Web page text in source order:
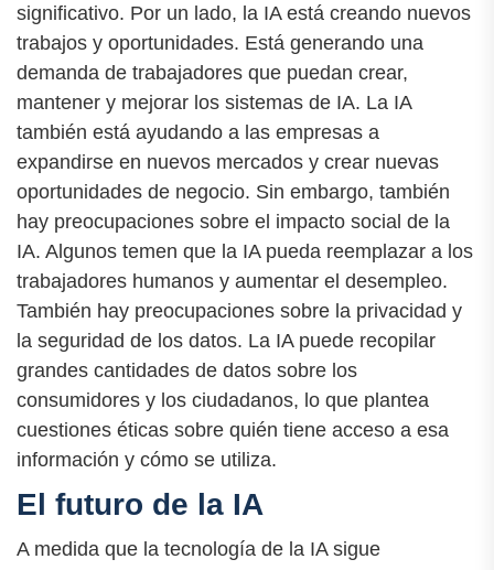
significativo. Por un lado, la IA está creando nuevos
trabajos y oportunidades. Está generando una
demanda de trabajadores que puedan crear,
mantener y mejorar los sistemas de IA. La IA
también está ayudando a las empresas a
expandirse en nuevos mercados y crear nuevas
oportunidades de negocio. Sin embargo, también
hay preocupaciones sobre el impacto social de la
IA. Algunos temen que la IA pueda reemplazar a los
trabajadores humanos y aumentar el desempleo.
También hay preocupaciones sobre la privacidad y
la seguridad de los datos. La IA puede recopilar
grandes cantidades de datos sobre los
consumidores y los ciudadanos, lo que plantea
cuestiones éticas sobre quién tiene acceso a esa
información y cómo se utiliza.
El futuro de la IA
A medida que la tecnología de la IA sigue